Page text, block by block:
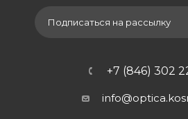
Подписаться на рассылку
+7 (846) 302